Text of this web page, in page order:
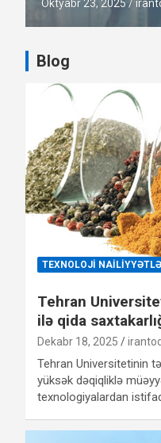
Sentyabr 19, 2025
Blog
TEXNOLOJI
Tehran
ilə qida
Dekabr 18, 2025
Tehran Universitetinin
yüksək dəqiqliklə
texnologiyalardan